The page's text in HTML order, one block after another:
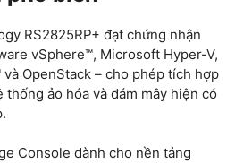
RS2825RP+ đạt chứng nhận
vSphere™, Microsoft Hyper-V,
OpenStack – cho phép tích hợp
thống ảo hóa và đám mây hiện có
Console dành cho nền tảng